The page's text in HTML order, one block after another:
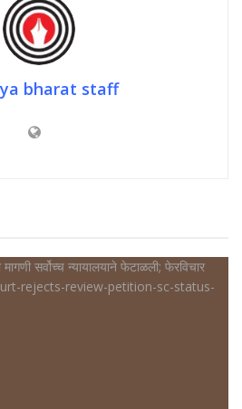
bharat staff